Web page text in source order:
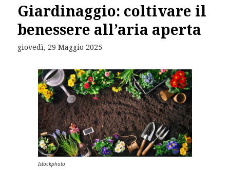
Giardinaggio: coltivare il
benessere all’aria aperta
giovedì, 29 Maggio 2025
Istockphoto